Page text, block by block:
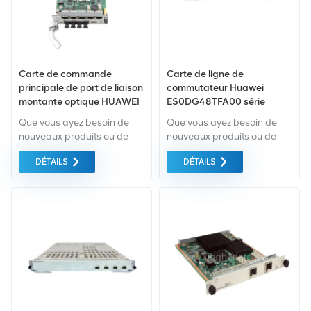
Carte de commande
principale de port de liaison
montante optique HUAWEI
MA5800 X2
Que vous ayez besoin de
nouveaux produits ou de
produits rénovés, il faut une
approche globale Garantie
achetons uniquement des
au meilleur prix possible.
DÉTAILS
Carte de ligne de
commutateur Huawei
ES0DG48TFA00 série
Que vous ayez besoin de
nouveaux produits ou de
produits rénovés, il faut une
approche globale Garantie
achetons uniquement des
. Tout cela est fourni au
meilleur prix possible.
DÉTAILS